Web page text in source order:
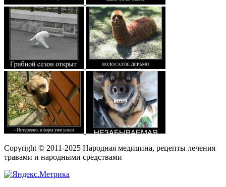
Copyright © 2011-2025 Народная медицина, рецепты лечения
травами и народными средствами